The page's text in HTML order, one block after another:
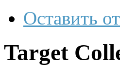
Оставить
Target